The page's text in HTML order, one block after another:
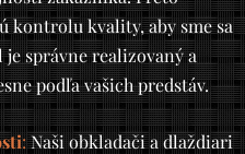
kontrolu kvality, aby sme sa
správne realizovaný a
podľa vašich predstáv.
:Naši obkladači a dlaždiari